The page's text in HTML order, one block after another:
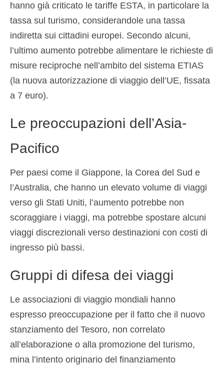
hanno già criticato le tariffe ESTA, in particolare la
tassa sul turismo, considerandole una tassa
indiretta sui cittadini europei. Secondo alcuni,
l’ultimo aumento potrebbe alimentare le richieste di
misure reciproche nell’ambito del sistema ETIAS
(la nuova autorizzazione di viaggio dell’UE, fissata
a 7 euro).
Le preoccupazioni dell’Asia-
Pacifico
Per paesi come il Giappone, la Corea del Sud e
l’Australia, che hanno un elevato volume di viaggi
verso gli Stati Uniti, l’aumento potrebbe non
scoraggiare i viaggi, ma potrebbe spostare alcuni
viaggi discrezionali verso destinazioni con costi di
ingresso più bassi.
Gruppi di difesa dei viaggi
Le associazioni di viaggio mondiali hanno
espresso preoccupazione per il fatto che il nuovo
stanziamento del Tesoro, non correlato
all’elaborazione o alla promozione del turismo,
mina l’intento originario del finanziamento